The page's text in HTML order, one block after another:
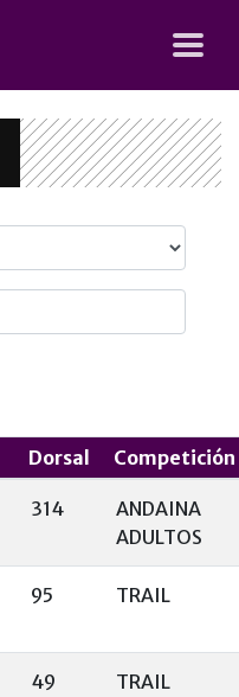
Dorsal Competición
314
ANDAINA
ADULTOS
95 TRAIL
49 TRAIL